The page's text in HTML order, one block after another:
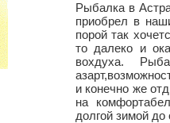
Рыбалка в
приобрел в
порой так
то далеко и
вохдуха.
и конечно же
на
долгой зимой